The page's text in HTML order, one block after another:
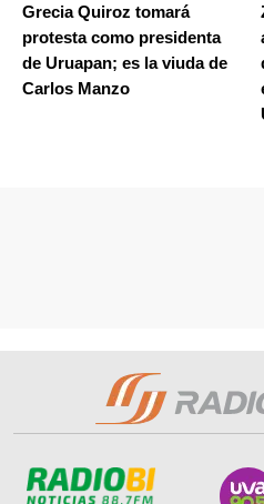
Grecia Quiroz tomará
protesta como presidenta
de Uruapan; es la viuda de
Carlos Manzo